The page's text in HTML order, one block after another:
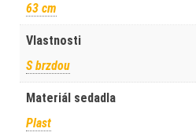
63 cm
Vlastnosti
S brzdou
Materiál sedadla
Plast